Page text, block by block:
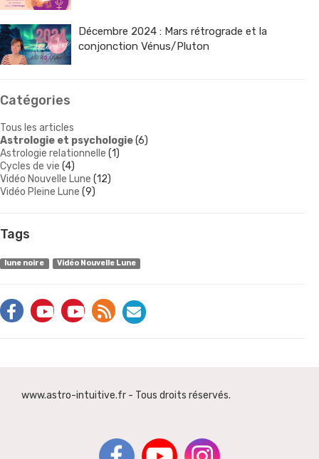
Décembre 2024 : Mars rétrograde et la
conjonction Vénus/Pluton
Catégories
Tous les articles
Astrologie et psychologie(6)
Astrologie relationnelle (1)
Cycles de vie (4)
Vidéo Nouvelle Lune (12)
Vidéo Pleine Lune (9)
Tags
lune noire Vidéo Nouvelle Lune
www.astro-intuitive.fr - Tous droits réservés.